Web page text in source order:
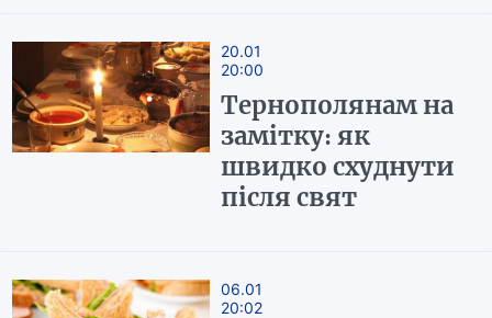
20.01
20:00
Тернополянам на
замітку: як
швидко схуднути
після свят
06.01
20:02